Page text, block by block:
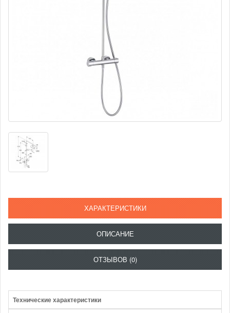
ХАРАКТЕРИСТИКИ
ОПИСАНИЕ
ОТЗЫВОВ (0)
Технические характеристики